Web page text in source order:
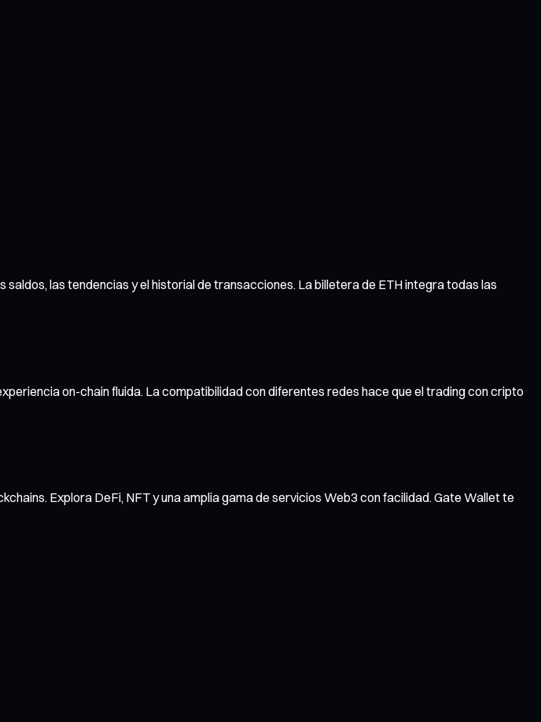
las tendencias y el historial de transacciones. La billetera de ETH integra todas las
on-chain fluida. La compatibilidad con diferentes redes hace que el trading con cripto
Explora DeFi, NFT y una amplia gama de servicios Web3 con facilidad. Gate Wallet te